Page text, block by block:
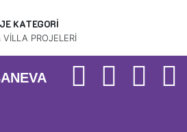
KATEGORİ
VİLLA PROJELERİ